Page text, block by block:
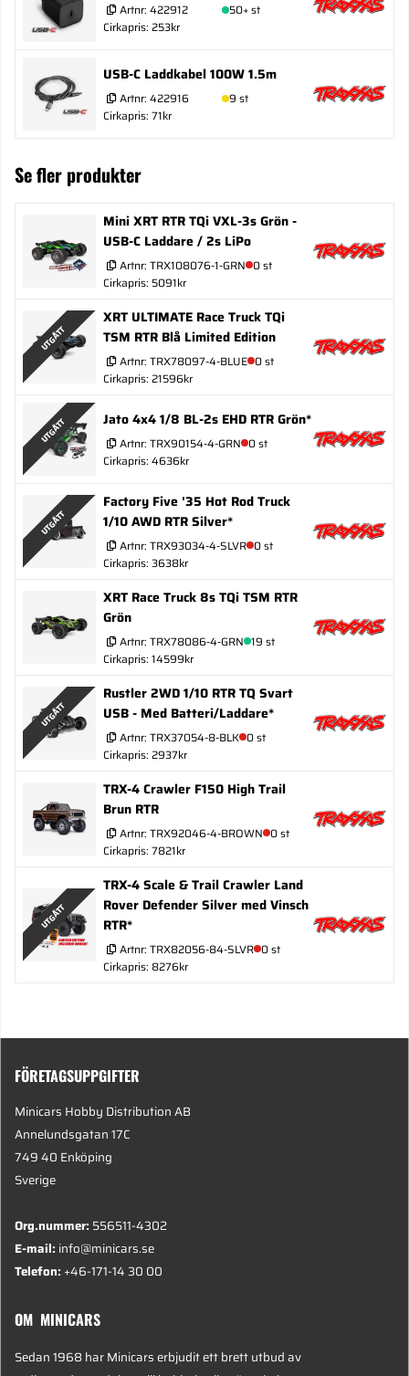
Artnr: 422912
50+ st
Cirkapris: 253kr
USB-C Laddkabel 100W 1.5m
Artnr: 422916
9 st
Cirkapris: 71kr
Se fler produkter
Mini XRT RTR TQi VXL-3s Grön -
USB-C Laddare / 2s LiPo
Artnr: TRX108076-1-GRN 0 st
Cirkapris: 5091kr
UTGÅTT
XRT ULTIMATE Race Truck TQi
TSM RTR Blå Limited Edition
Artnr: TRX78097-4-BLUE 0 st
Cirkapris: 21596kr
UTGÅTT Jato 4x4 1/8 BL-2s EHD RTR Grön*
Artnr: TRX90154-4-GRN 0 st
Cirkapris: 4636kr
UTGÅTT
Factory Five '35 Hot Rod Truck
1/10 AWD RTR Silver*
Artnr: TRX93034-4-SLVR 0 st
Cirkapris: 3638kr
XRT Race Truck 8s TQi TSM RTR
Grön
Artnr: TRX78086-4-GRN 19 st
Cirkapris: 14599kr
UTGÅTT
Rustler 2WD 1/10 RTR TQ Svart
USB - Med Batteri/Laddare*
Artnr: TRX37054-8-BLK 0 st
Cirkapris: 2937kr
TRX-4 Crawler F150 High Trail
Brun RTR
Artnr: TRX92046-4-BROWN 0 st
Cirkapris: 7821kr
UTGÅTT
TRX-4 Scale & Trail Crawler Land
Rover Defender Silver med Vinsch
RTR*
Artnr: TRX82056-84-SLVR 0 st
Cirkapris: 8276kr
FÖRETAGSUPPGIFTER
Minicars Hobby Distribution AB
Annelundsgatan 17C
749 40 Enköping
Sverige
Org.nummer:556511-4302
E-mail:info@minicars.se
Telefon:+46-171-14 30 00
OM MINICARS
Sedan 1968 har Minicars erbjudit ett brett utbud av